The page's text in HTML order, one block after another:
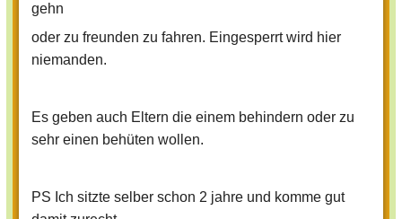
gehn
oder zu freunden zu fahren. Eingesperrt wird hier
niemanden.
Es geben auch Eltern die einem behindern oder zu
sehr einen behüten wollen.
PS Ich sitzte selber schon 2 jahre und komme gut